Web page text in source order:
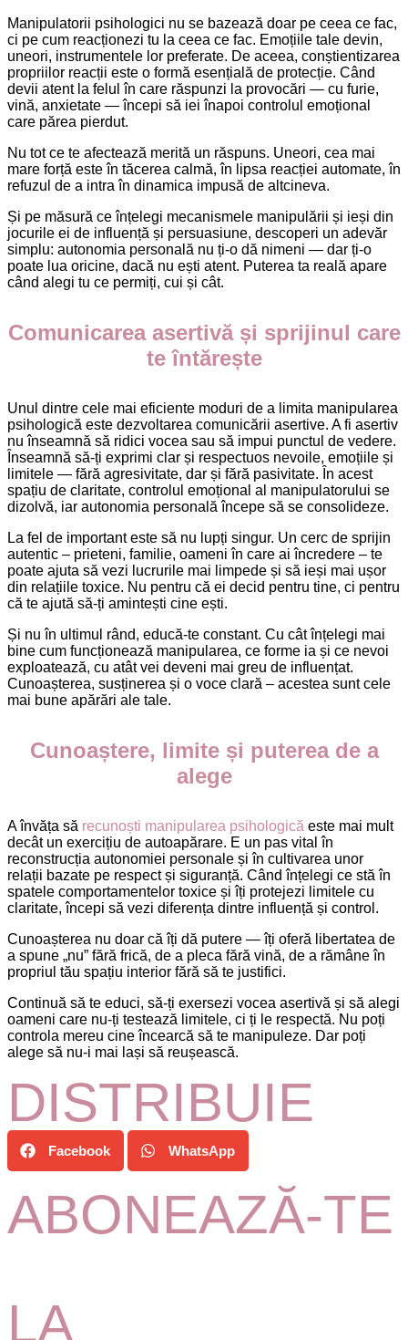
Manipulatorii psihologici nu se bazează doar pe ceea ce fac,
ci pe cum reacționezi tu la ceea ce fac. Emoțiile tale devin,
uneori, instrumentele lor preferate. De aceea, conștientizarea
propriilor reacții este o formă esențială de protecție. Când
devii atent la felul în care răspunzi la provocări — cu furie,
vină, anxietate — începi să iei înapoi controlul emoțional
care părea pierdut.
Nu tot ce te afectează merită un răspuns. Uneori, cea mai
mare forță este în tăcerea calmă, în lipsa reacției automate, în
refuzul de a intra în dinamica impusă de altcineva.
Și pe măsură ce înțelegi mecanismele manipulării și ieși din
jocurile ei de influență și persuasiune, descoperi un adevăr
simplu: autonomia personală nu ți-o dă nimeni — dar ți-o
poate lua oricine, dacă nu ești atent. Puterea ta reală apare
când alegi tu ce permiți, cui și cât.
Comunicarea asertivă și sprijinul care
te întărește
Unul dintre cele mai eficiente moduri de a limita manipularea
psihologică este dezvoltarea comunicării asertive. A fi asertiv
nu înseamnă să ridici vocea sau să impui punctul de vedere.
Înseamnă să-ți exprimi clar și respectuos nevoile, emoțiile și
limitele — fără agresivitate, dar și fără pasivitate. În acest
spațiu de claritate, controlul emoțional al manipulatorului se
dizolvă, iar autonomia personală începe să se consolideze.
La fel de important este să nu lupți singur. Un cerc de sprijin
autentic – prieteni, familie, oameni în care ai încredere – te
poate ajuta să vezi lucrurile mai limpede și să ieși mai ușor
din relațiile toxice. Nu pentru că ei decid pentru tine, ci pentru
că te ajută să-ți amintești cine ești.
Și nu în ultimul rând, educă-te constant. Cu cât înțelegi mai
bine cum funcționează manipularea, ce forme ia și ce nevoi
exploatează, cu atât vei deveni mai greu de influențat.
Cunoașterea, susținerea și o voce clară – acestea sunt cele
mai bune apărări ale tale.
Cunoaștere, limite și puterea de a
alege
A învăța să recunoști manipularea psihologică este mai mult
decât un exercițiu de autoapărare. E un pas vital în
reconstrucția autonomiei personale și în cultivarea unor
relații bazate pe respect și siguranță. Când înțelegi ce stă în
spatele comportamentelor toxice și îți protejezi limitele cu
claritate, începi să vezi diferența dintre influență și control.
Cunoașterea nu doar că îți dă putere — îți oferă libertatea de
a spune „nu” fără frică, de a pleca fără vină, de a rămâne în
propriul tău spațiu interior fără să te justifici.
Continuă să te educi, să-ți exersezi vocea asertivă și să alegi
oameni care nu-ți testează limitele, ci ți le respectă. Nu poți
controla mereu cine încearcă să te manipuleze. Dar poți
alege să nu-i mai lași să reușească.
DISTRIBUIE
Facebook WhatsApp
ABONEAZĂ-TE
LA